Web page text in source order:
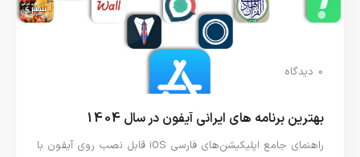
0 دیدگاه
بهترین برنامه های ایرانی آیفون در سال 1404
راهنمای جامع اپلیکیشن‌های فارسی iOS قابل نصب روی آیفون با